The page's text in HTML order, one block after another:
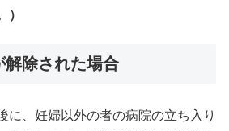
）
解除された場合
に、妊婦以外の者の病院の立ち入り